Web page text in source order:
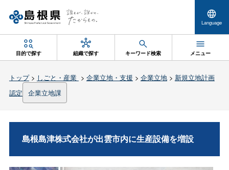
Language
目的で探す 組織で探す キーワード検索 メニュー
トップ> しごと・産業 > 企業立地・支援 > 企業立地> 新規立地計画
認定
企業立地課
島根島津株式会社が出雲市内に生産設備を増設